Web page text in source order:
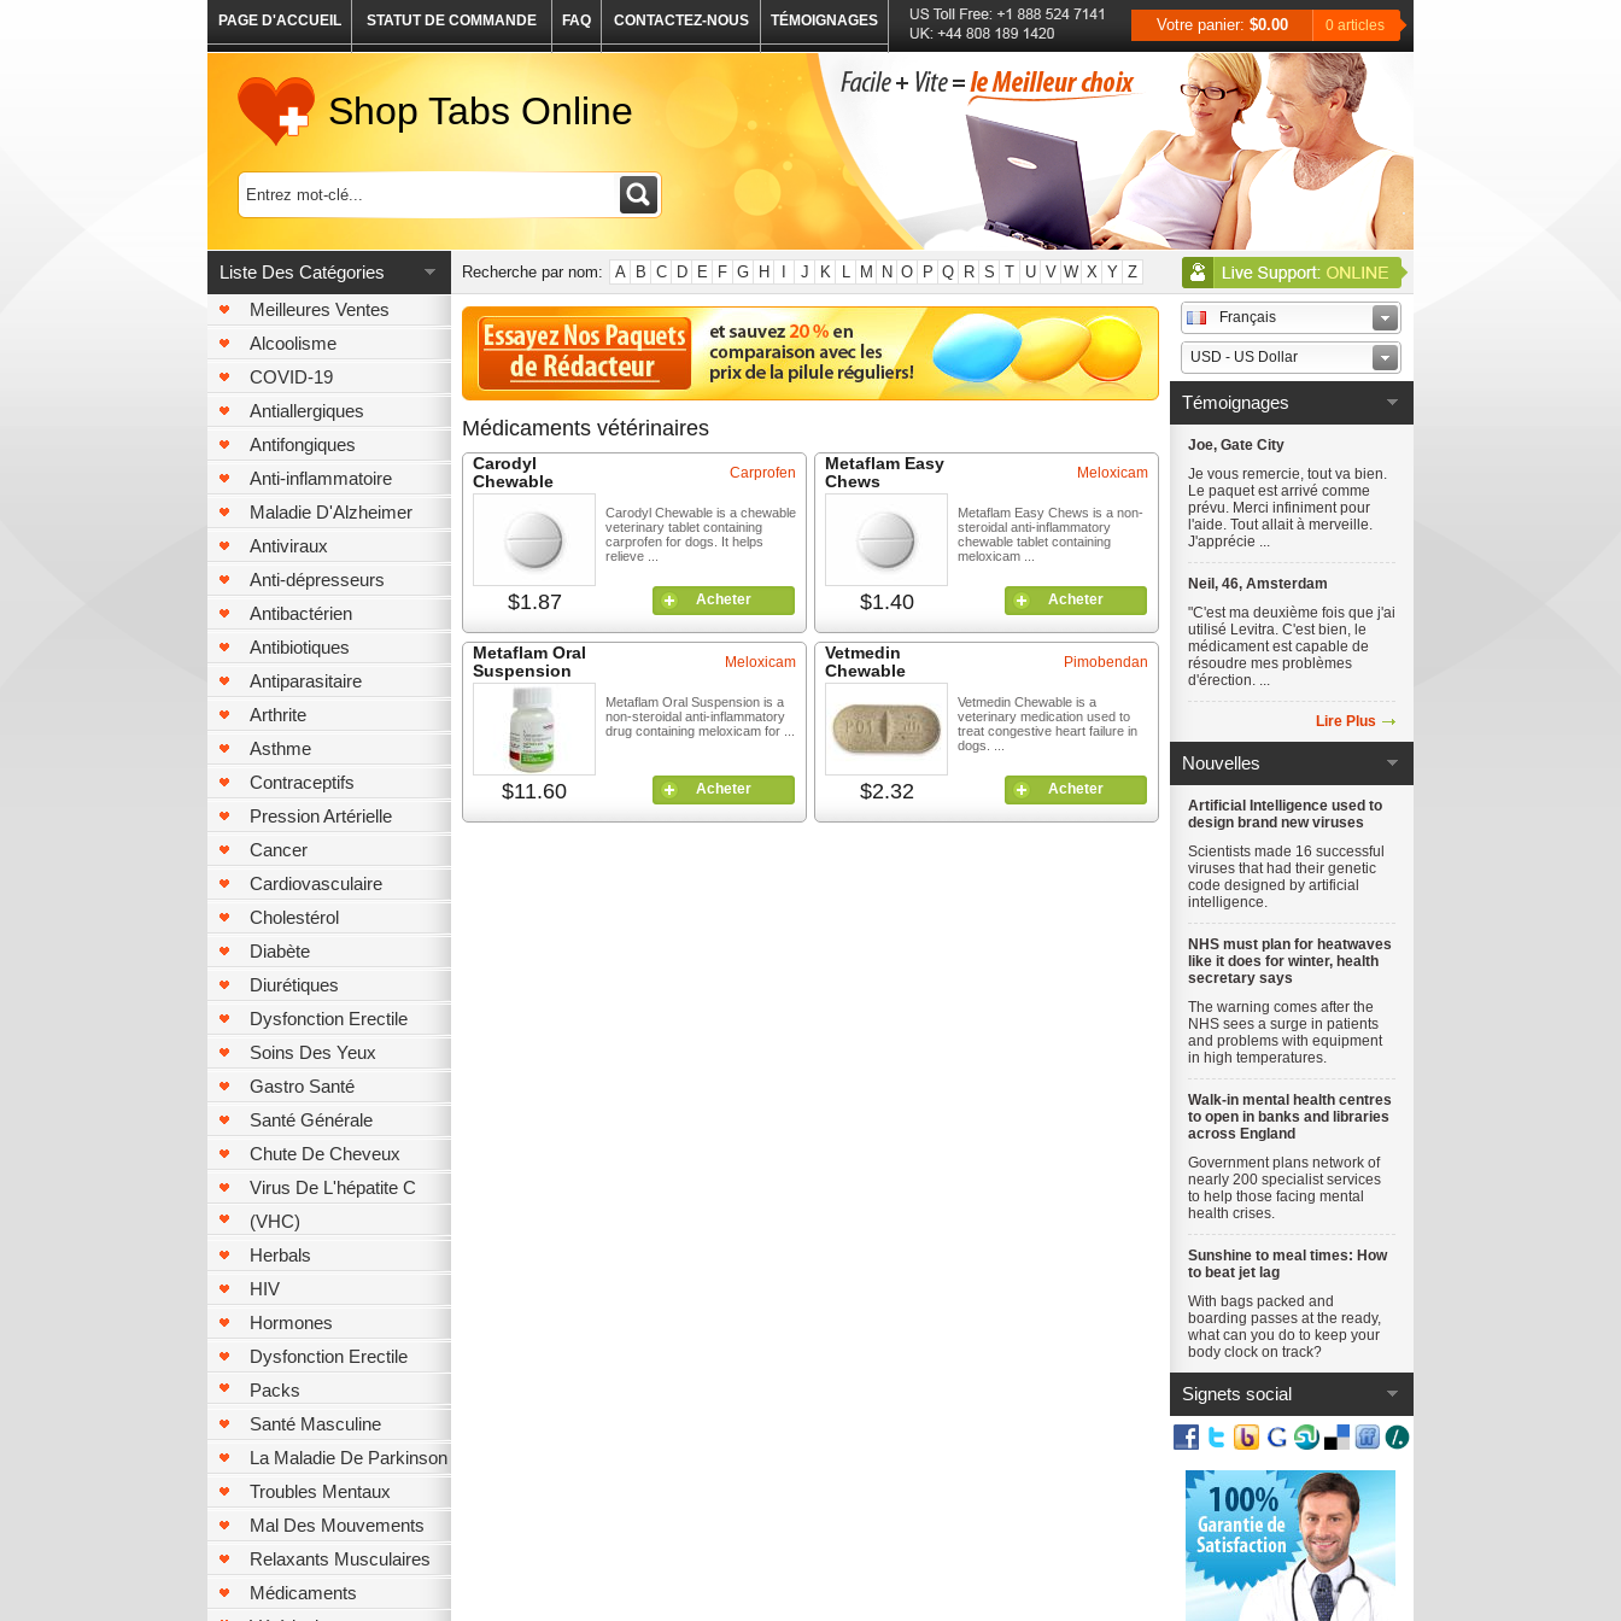
PAGE D'ACCUEIL STATUT DE COMMANDE FAQ CONTACTEZ-NOUS TÉMOIGNAGES Votre panier: $0.00 0 articles
Shop Tabs Online
Liste Des Catégories
Meilleures Ventes
Alcoolisme
COVID-19
Antiallergiques
Antifongiques
Anti-inflammatoire
Maladie D'Alzheimer
Antiviraux
Anti-dépresseurs
Antibactérien
Antibiotiques
Antiparasitaire
Arthrite
Asthme
Contraceptifs
Pression Artérielle
Cancer
Cardiovasculaire
Cholestérol
Diabète
Diurétiques
Dysfonction Erectile
Soins Des Yeux
Gastro Santé
Santé Générale
Chute De Cheveux
Virus De L'hépatite C
(VHC)
Herbals
HIV
Hormones
Dysfonction Erectile
Packs
Santé Masculine
La Maladie De Parkinson
Troubles Mentaux
Mal Des Mouvements
Relaxants Musculaires
Médicaments
Recherche par nom: A B C D E F G H J K L M N O P Q R S T U V W X Y Z
Médicaments vétérinaires
Carodyl
Chewable
$1.87
Carprofen
Carodyl Chewable is a chewable
veterinary tablet containing
сarprofen for dogs. It helps
relieve ...
Acheter
Metaflam Easy
Chews
$1.40
Meloxicam
Metaflam Easy Chews is a non-
steroidal anti-inflammatory
chewable tablet containing
meloxicam ...
Acheter
Metaflam Oral
Suspension
$11.60
Meloxicam
Metaflam Oral Suspension is a
non-steroidal anti-inflammatory
drug containing meloxicam for ...
Acheter
Vetmedin
Chewable
$2.32
Pimobendan
Vetmedin Chewable is a
veterinary medication used to
treat congestive heart failure in
dogs. ...
Acheter
Français
USD - US Dollar
Témoignages
Joe, Gate City
Je vous remercie, tout va bien.
Le paquet est arrivé comme
prévu. Merci infiniment pour
l'aide. Tout allait à merveille.
J'apprécie ...
Neil, 46, Amsterdam
"C'est ma deuxième fois que j'ai
utilisé Levitra. C'est bien, le
médicament est capable de
résoudre mes problèmes
d'érection. ...
Lire Plus
Nouvelles
Artificial Intelligence used to
design brand new viruses
Scientists made 16 successful
viruses that had their genetic
code designed by artificial
intelligence.
NHS must plan for heatwaves
like it does for winter, health
secretary says
The warning comes after the
NHS sees a surge in patients
and problems with equipment
in high temperatures.
Walk-in mental health centres
to open in banks and libraries
across England
Government plans network of
nearly 200 specialist services
to help those facing mental
health crises.
Sunshine to meal times: How
to beat jet lag
With bags packed and
boarding passes at the ready,
what can you do to keep your
body clock on track?
Signets social